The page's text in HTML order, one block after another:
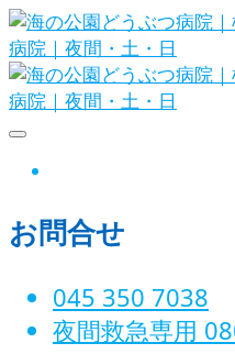
Skip
to
content
日
お問合せ
045 350 7038‬
夜間救急専用